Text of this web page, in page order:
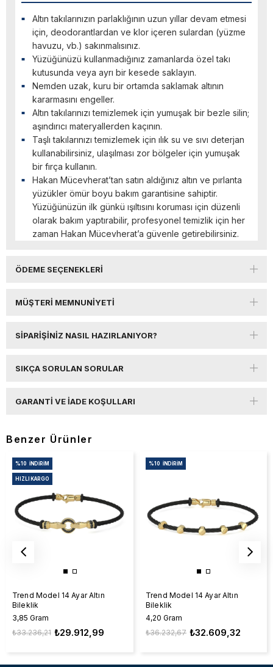
Altın takılarınızın parlaklığının uzun yıllar devam etmesi
için, deodorantlardan ve klor içeren sulardan (yüzme
havuzu, vb.) sakınmalısınız.
Yüzüğünüzü kullanmadığınız zamanlarda özel takı
kutusunda veya ayrı bir kesede saklayın.
Nemden uzak, kuru bir ortamda saklamak altının
kararmasını engeller.
Altın takılarınızı temizlemek için yumuşak bir bezle silin;
aşındırıcı materyallerden kaçının.
Taşlı takılarınızı temizlemek için ılık su ve sıvı deterjan
kullanabilirsiniz, ulaşılması zor bölgeler için yumuşak
bir fırça kullanın.
Hakan Mücevherat’tan satın aldığınız altın ve pırlanta
yüzükler ömür boyu bakım garantisine sahiptir.
Yüzüğünüzün ilk günkü ışıltısını koruması için düzenli
olarak bakım yaptırabilir, profesyonel temizlik için her
zaman Hakan Mücevherat’a güvenle getirebilirsiniz.
ÖDEME SEÇENEKLERI
MÜŞTERI MEMNUNIYETI
SIPARIŞINIZ NASIL HAZIRLANIYOR?
SIKÇA SORULAN SORULAR
GARANTI VE İADE KOŞULLARI
Benzer Ürünler
Trend Model 14 Ayar Altın
Bileklik
3,85 Gram
₺29.912,99
₺33.236,21
%10 İNDIRIM
HIZLI KARGO
Trend Model 14 Ayar Altın
Bileklik
4,20 Gram
₺32.609,32
₺36.232,67
%10 İNDIRIM